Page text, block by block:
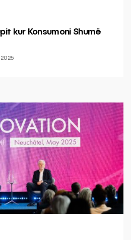
kur Konsumoni Shumë